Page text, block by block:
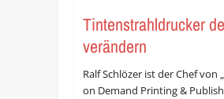
Tintenstrahldrucker
verändern
Ralf Schlözer ist der Chef von
on Demand Printing &